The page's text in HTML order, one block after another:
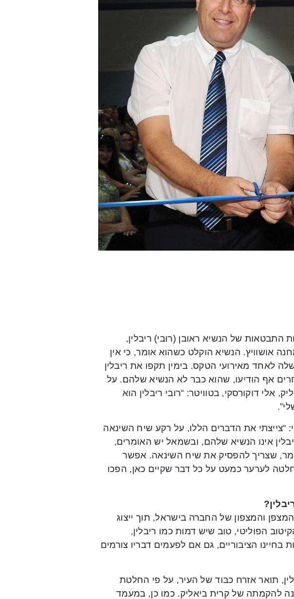
של הנשיא ראובן (רובי) ריבלין,
75 שנה לשיחרור מחנה אושוויץ. הנשיא הוקלט כשהוא אומר, כי אין
לאחד מאירועי הטקס. בימין תקפו את ריבלין
אף הודיעו, שהוא כבר לא הנשיא שלהם. על
אלי דוקורסקי, בטוויטר: “רובי ריבלין הוא
“צייצתי את הדברים הללו, על רקע שיח השינאה
אינו הנשיא שלהם, ובשמאל יש האומרים,
שצריך להפסיק את שיח השינאה. אפשר
לערער כמעט על כל דבר שקיים כאן, הפכו
והמצפון של החברה בישראל, תוך ייצוג
הפוליטי, טוב שיש דמות כמו ריבלין,
בחיינו הציבוריים, גם אם לפעמים דבריו צורמים
יוענק לנשיא ריבלין, תואר אזרח כבוד של העיר, על פי החלטת
העיר, במסגרת החגיגות לציון 80 שנה להקמתה של קרית ביאליק. כמו כן, במעמד